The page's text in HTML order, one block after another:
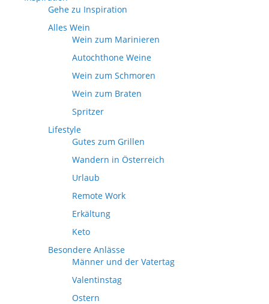
Gehe zu Inspiration
Alles Wein
Wein zum Marinieren
Autochthone Weine
Wein zum Schmoren
Wein zum Braten
Spritzer
Lifestyle
Gutes zum Grillen
Wandern in Österreich
Urlaub
Remote Work
Erkältung
Keto
Besondere Anlässe
Männer und der Vatertag
Valentinstag
Ostern